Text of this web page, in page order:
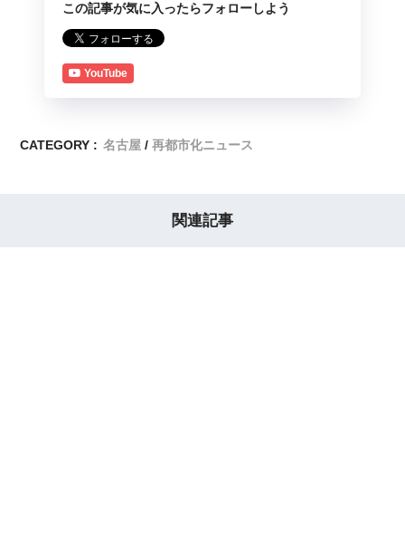
この記事が気に入ったらフォローしよう
YouTube
CATEGORY : 名古屋 再都市化ニュース
関連記事